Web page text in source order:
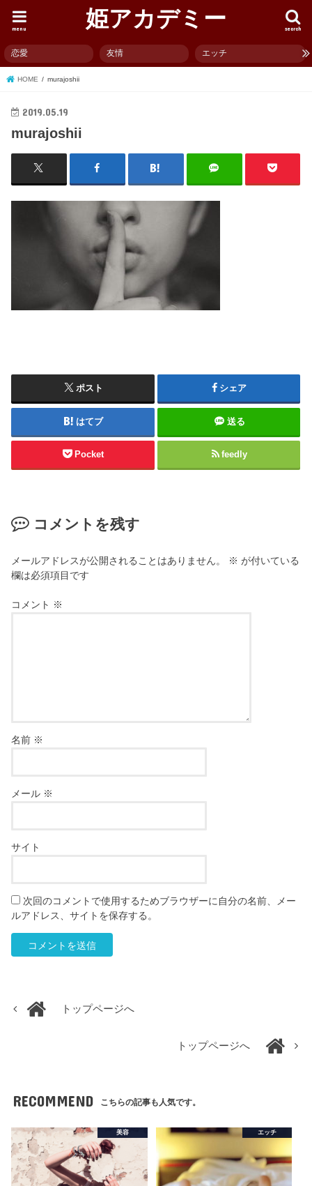
姫アカデミー search
menu
恋愛 友情 エッチ
HOME murajoshii
2019.05.19
murajoshii
ポスト シェア
はてブ 送る
Pocket feedly
コメントを残す
メールアドレスが公開されることはありません。 ※ が付いている
欄は必須項目です
コメント ※
名前 ※
メール ※
サイト
次回のコメントで使用するためブラウザーに自分の名前、メー
ルアドレス、サイトを保存する。
トップページへ
トップページへ
RECOMMEND こちらの記事も人気です。
美容 エッチ